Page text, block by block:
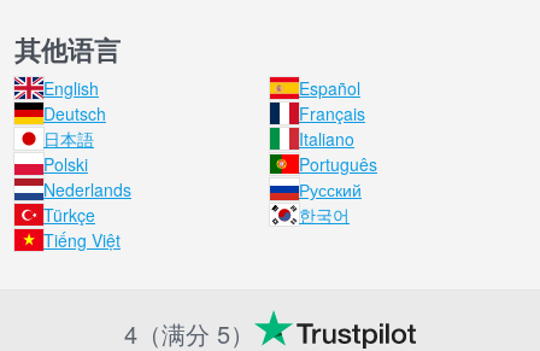
其他语言
English
Español
Deutsch
Français
日本語
Italiano
Polski
Português
Nederlands
Русский
Türkçe
한국어
Tiếng Việt
4（满分 5）